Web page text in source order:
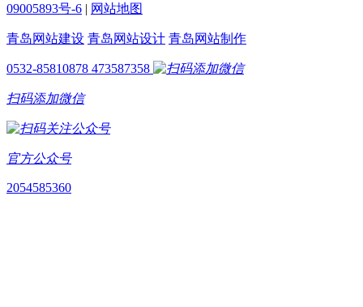
09005893号-6 | 网站地图
青岛网站建设 青岛网站设计 青岛网站制作
0532-85810878 473587358
扫码添加微信
官方公众号
2054585360